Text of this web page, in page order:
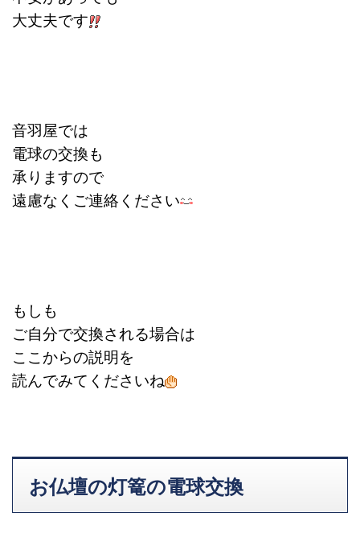
大丈夫です
音羽屋では
電球の交換も
承りますので
遠慮なくご連絡ください
もしも
ご自分で交換される場合は
ここからの説明を
読んでみてくださいね
お仏壇の灯篭の電球交換